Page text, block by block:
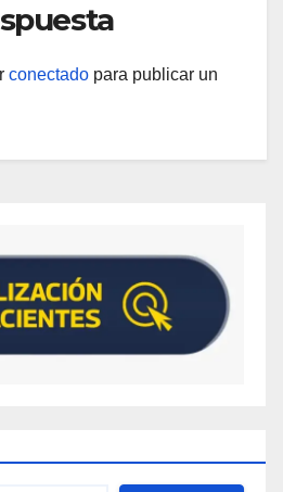
conectado para publicar un